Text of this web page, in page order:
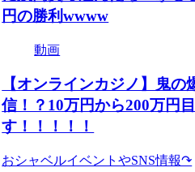
円の勝利wwww
動画
【オンラインカジノ】鬼の
信！？10万円から200万円
す！！！！！
おシャベルイベントやSNS情報↷